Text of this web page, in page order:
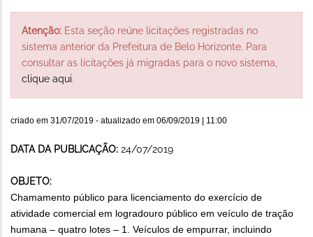
Atenção: Esta seção reúne licitações registradas no
sistema anterior da Prefeitura de Belo Horizonte. Para
consultar as licitações já migradas para o novo sistema,
clique aqui.
criado em 31/07/2019 - atualizado em 06/09/2019 | 11:00
DATA DA PUBLICAÇÃO: 24/07/2019
OBJETO:
Chamamento público para licenciamento do exercício de
atividade comercial em logradouro público em veículo de tração
humana – quatro lotes – 1. Veículos de empurrar, incluindo